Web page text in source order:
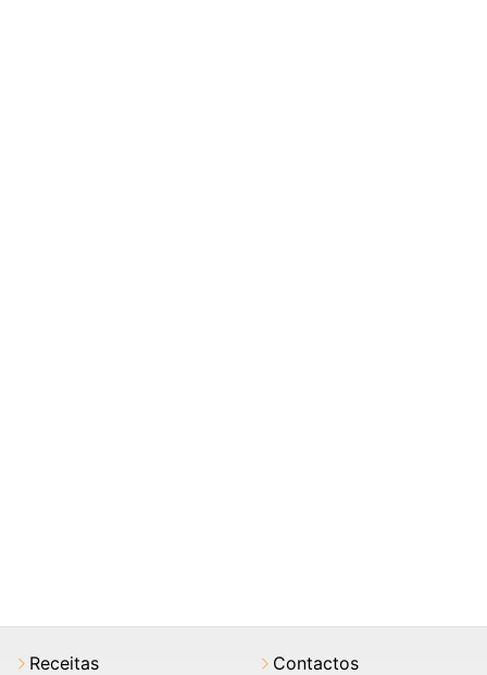
Receitas
Contactos